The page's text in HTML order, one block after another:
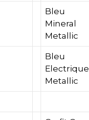
Bleu
Mineral
Metallic
Bleu
Electrique
Metallic